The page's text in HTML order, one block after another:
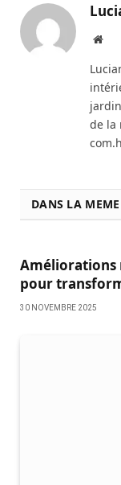
de la
DANS LA MEME
Améliorations
pour
30 NOVEMBRE 2025